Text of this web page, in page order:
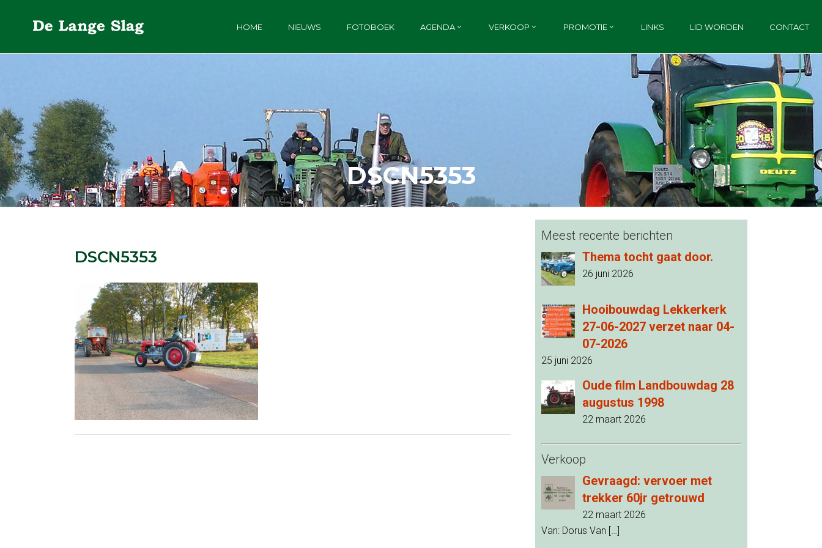
HOME NIEUWS FOTOBOEK AGENDA VERKOOP PROMOTIE LINKS LID WORDEN CONTACT
DSCN5353
DSCN5353
Meest recente berichten
Thema tocht gaat door.
26 juni 2026
Hooibouwdag Lekkerkerk
27-06-2027 verzet naar 04-
07-2026
25 juni 2026
Oude film Landbouwdag 28
augustus 1998
22 maart 2026
Verkoop
Gevraagd: vervoer met
trekker 60jr getrouwd
22 maart 2026
Van: Dorus Van […]